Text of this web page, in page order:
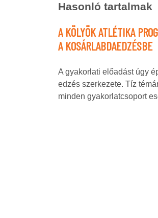
Hasonló tartalmak
A KÖLYÖK ATLÉTIKA
A KOSÁRLABDAEDZÉSBE
A gyakorlati előadást úgy
edzés szerkezete. Tíz
minden gyakorlatcsoport